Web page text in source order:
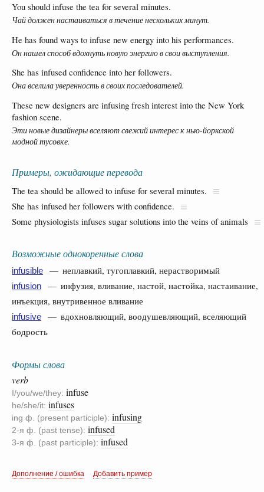
You should infuse the tea for several minutes.
Чай должен настаиваться в течение нескольких минут.
He has found ways to infuse new energy into his performances.
Он нашел способ вдохнуть новую энергию в свои выступления.
She has infused confidence into her followers.
Она вселила уверенность в своих последователей.
These new designers are infusing fresh interest into the New York
fashion scene.
Эти новые дизайнеры вселяют свежий интерес к нью-йоркской
модной тусовке.
Примеры, ожидающие перевода
The tea should be allowed to infuse for several minutes.
She has infused her followers with confidence.
Some physiologists infuses sugar solutions into the veins of animals
Возможные однокоренные слова
infusible — неплавкий, тугоплавкий, нерастворимый
infusion
— инфузия, вливание, настой, настойка, настаивание,
инъекция, внутривенное вливание
infusive
— вдохновляющий, воодушевляющий, вселяющий
бодрость
Формы слова
verb
I/you/we/they: infuse
he/she/it: infuses
ing ф. (present participle): infusing
2-я ф. (past tense): infused
3-я ф. (past participle): infused
Дополнение / ошибка Добавить пример